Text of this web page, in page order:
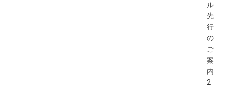
ル
先
行
の
ご
案
内
2